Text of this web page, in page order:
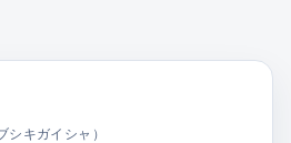
キガイシャ）